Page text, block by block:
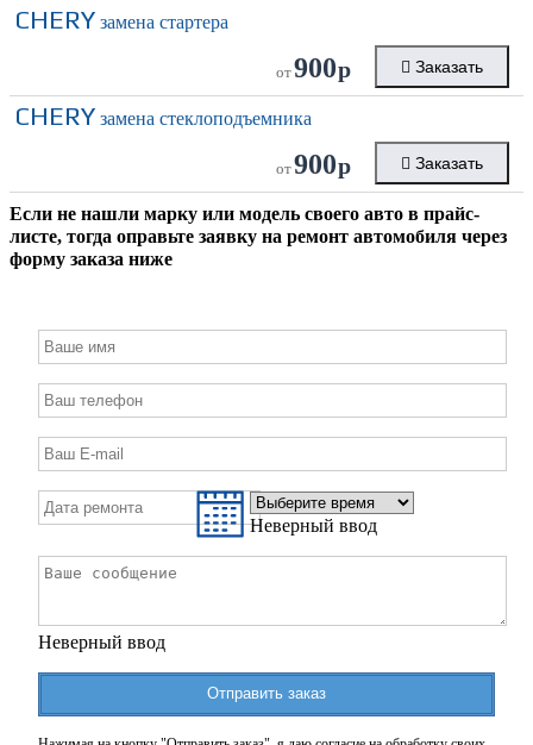
CHERY замена стартера
от900р Заказать
CHERY замена стеклоподъемника
от900р Заказать
Если не нашли марку или модель своего авто в прайс-
листе, тогда оправьте заявку на ремонт автомобиля через
форму заказа ниже
Неверный ввод
Неверный ввод
Отправить заказ